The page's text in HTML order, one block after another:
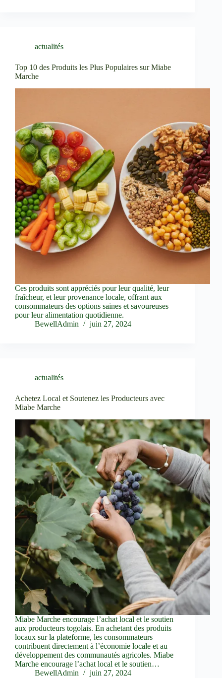
actualités
Top 10 des Produits les Plus Populaires sur Miabe
Marche
Ces produits sont appréciés pour leur qualité, leur
fraîcheur, et leur provenance locale, offrant aux
consommateurs des options saines et savoureuses
pour leur alimentation quotidienne.
BewellAdmin
juin 27, 2024
actualités
Achetez Local et Soutenez les Producteurs avec
Miabe Marche
Miabe Marche encourage l’achat local et le soutien
aux producteurs togolais. En achetant des produits
locaux sur la plateforme, les consommateurs
contribuent directement à l’économie locale et au
développement des communautés agricoles. Miabe
Marche encourage l’achat local et le soutien…
BewellAdmin
juin 27, 2024